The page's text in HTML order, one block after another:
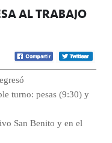
AL TRABAJO
turno: pesas (9:30) y
San Benito y en el